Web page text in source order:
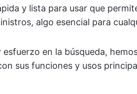
y lista para usar que
algo esencial para
en la búsqueda,
sus funciones y usos